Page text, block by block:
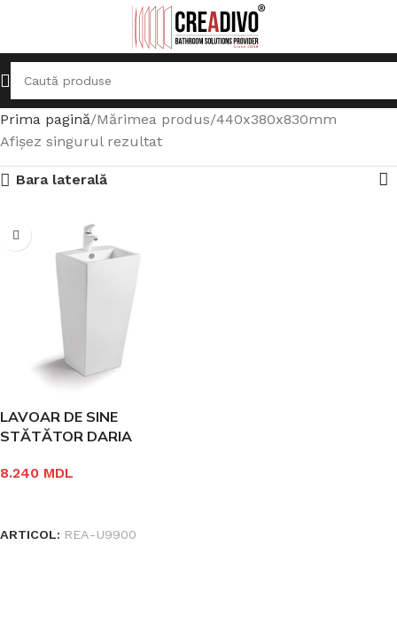
Prima pagină Mărimea produs 440x380x830mm
Afișez singurul rezultat
Bara laterală
LAVOAR DE SINE
STĂTĂTOR DARIA
8.240 MDL
ARTICOL: REA-U9900